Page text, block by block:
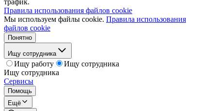
трафик.
Правила использования файлов cookie
Мы используем файлы cookie. Правила использования
файлов cookie
Понятно
Ищу сотрудника
Ищу работу
Ищу сотрудника
Ищу сотрудника
Сервисы
Помощь
Ещё